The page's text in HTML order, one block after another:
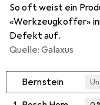
So oft weist ein
«Werkzeugkoffer»
Defekt auf.
Quelle: Galaxus
Bernstein